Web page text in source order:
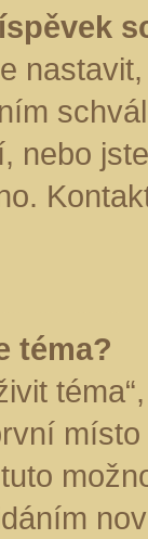
nebo
téma?